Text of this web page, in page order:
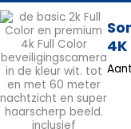
4K